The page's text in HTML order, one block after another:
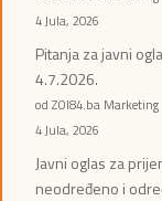
4 Jula, 2026
Pitanja za javni
4.7.2026.
od ZOI84.ba Marketing
4 Jula, 2026
Javni oglas za
neodređeno i